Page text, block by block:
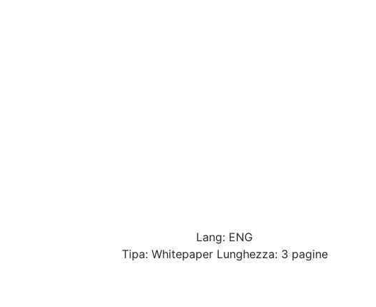
Lang: ENG
Tipa: Whitepaper Lunghezza: 3 pagine